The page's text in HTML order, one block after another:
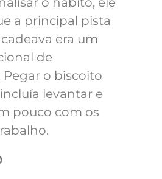
a principal pista
era um
de
Pegar o biscoito
levantar e
pouco com os